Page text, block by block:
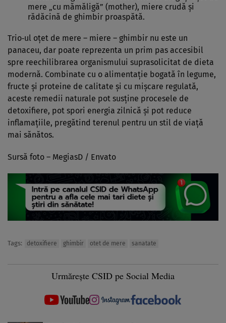
mere „cu mămăligă” (mother), miere crudă și
rădăcină de ghimbir proaspătă.
Trio‑ul oțet de mere – miere – ghimbir nu este un
panaceu, dar poate reprezenta un prim pas accesibil
spre reechilibrarea organismului suprasolicitat de dieta
modernă. Combinate cu o alimentație bogată în legume,
fructe și proteine de calitate și cu mișcare regulată,
aceste remedii naturale pot susține procesele de
detoxifiere, pot spori energia zilnică și pot reduce
inflamațiile, pregătind terenul pentru un stil de viață
mai sănătos.
Sursă foto – MegiasD / Envato
Tags: detoxifiere ghimbir otet de mere sanatate
Urmărește CSID pe Social Media